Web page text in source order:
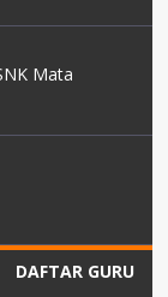
Mata
DAFTAR GURU